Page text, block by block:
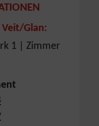
Veit/Glan:
1 | Zimmer